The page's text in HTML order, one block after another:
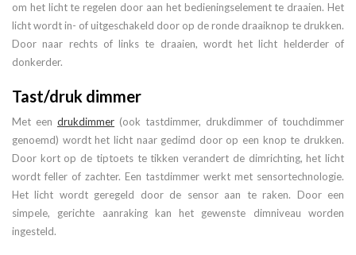
om het licht te regelen door aan het bedieningselement te draaien. Het
licht wordt in- of uitgeschakeld door op de ronde draaiknop te drukken.
Door naar rechts of links te draaien, wordt het licht helderder of
donkerder.
Tast/druk dimmer
Met een drukdimmer (ook tastdimmer, drukdimmer of touchdimmer
genoemd) wordt het licht naar gedimd door op een knop te drukken.
Door kort op de tiptoets te tikken verandert de dimrichting, het licht
wordt feller of zachter. Een tastdimmer werkt met sensortechnologie.
Het licht wordt geregeld door de sensor aan te raken. Door een
simpele, gerichte aanraking kan het gewenste dimniveau worden
ingesteld.